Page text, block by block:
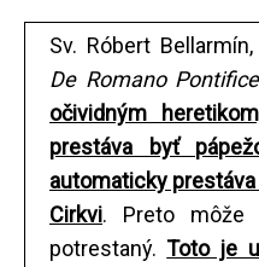
Sv. Róbert
De Romano Pontifice
očividným
prestáva byť
automaticky
Cirkvi. Preto môže
potrestaný.Toto je